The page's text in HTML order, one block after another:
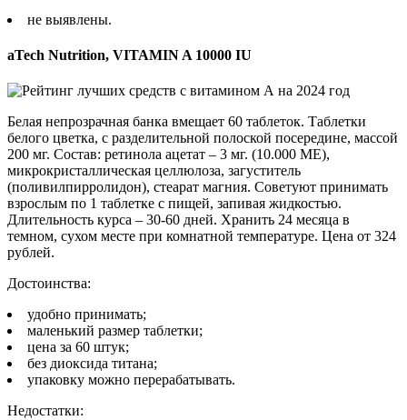
не выявлены.
aTech Nutrition, VITAMIN A 10000 IU
Белая непрозрачная банка вмещает 60 таблеток. Таблетки
белого цветка, с разделительной полоской посередине, массой
200 мг. Состав: ретинола ацетат – 3 мг. (10.000 МЕ),
микрокристаллическая целлюлоза, загуститель
(поливилпирролидон), стеарат магния. Советуют принимать
взрослым по 1 таблетке с пищей, запивая жидкостью.
Длительность курса – 30-60 дней. Хранить 24 месяца в
темном, сухом месте при комнатной температуре. Цена от 324
рублей.
Достоинства:
удобно принимать;
маленький размер таблетки;
цена за 60 штук;
без диоксида титана;
упаковку можно перерабатывать.
Недостатки: